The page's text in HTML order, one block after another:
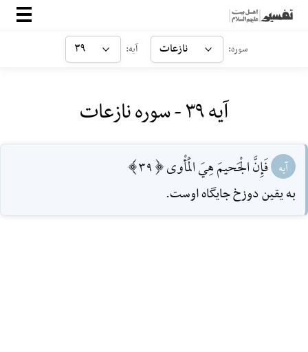
صفحه‌اصلی
ارتباط با ما
سوره: نازعات آیه: ۳۹
آیه ۳۹ - سوره نازعات
آیه فَإِنَّ الْجَحيمَ هِيَ الْمَأْوى [39]
به يقين دوزخ جايگاه اوست.